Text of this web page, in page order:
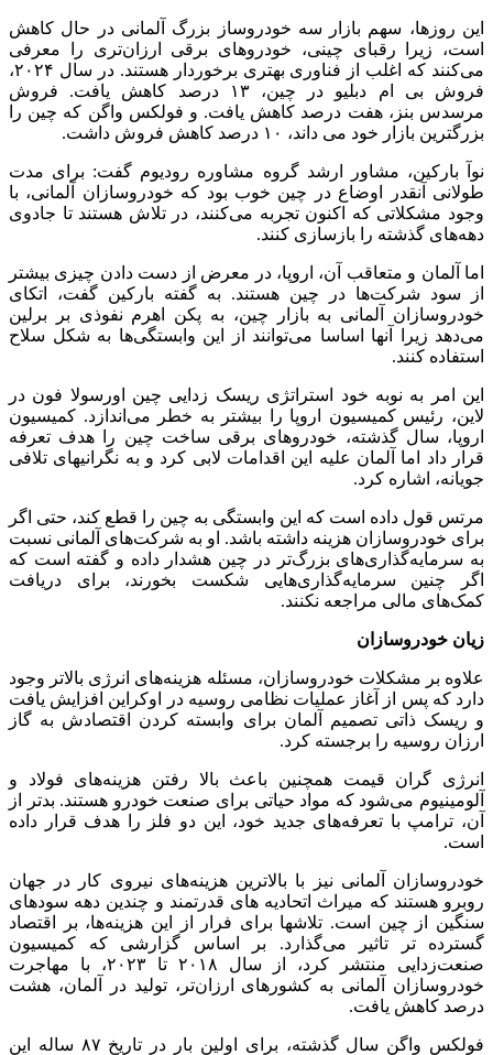
این روزها، سهم بازار سه خودروساز بزرگ آلمانی در حال کاهش
است، زیرا رقبای چینی، خودروهای برقی ارزان‌تری را معرفی
می‌کنند که اغلب از فناوری بهتری برخوردار هستند. در سال ۲۰۲۴،
فروش بی ام دبلیو در چین، ۱۳ درصد کاهش یافت. فروش
مرسدس بنز، هفت درصد کاهش یافت. و فولکس واگن که چین را
بزرگترین بازار خود می داند، ۱۰ درصد کاهش فروش داشت.
نوآ بارکین، مشاور ارشد گروه مشاوره رودیوم گفت: برای مدت
طولانی آنقدر اوضاع در چین خوب بود که خودروسازان آلمانی، با
وجود مشکلاتی که اکنون تجربه می‌کنند، در تلاش هستند تا جادوی
دهه‌های گذشته را بازسازی کنند.
اما آلمان و متعاقب آن، اروپا، در معرض از دست دادن چیزی بیشتر
از سود شرکت‌ها در چین هستند. به گفته بارکین گفت، اتکای
خودروسازان آلمانی به بازار چین، به پکن اهرم نفوذی بر برلین
می‌دهد زیرا آنها اساسا می‌توانند از این وابستگی‌ها به شکل سلاح
استفاده کنند.
این امر به نوبه خود استراتژی ریسک زدایی چین اورسولا فون در
لاین، رئیس کمیسیون اروپا را بیشتر به خطر می‌اندازد. کمیسیون
اروپا، سال گذشته، خودروهای برقی ساخت چین را هدف تعرفه
قرار داد اما آلمان علیه این اقدامات لابی کرد و به نگرانیهای تلافی
جویانه، اشاره کرد.
مرتس قول داده است که این وابستگی به چین را قطع کند، حتی اگر
برای خودروسازان هزینه داشته باشد. او به شرکت‌های آلمانی نسبت
به سرمایه‌گذاری‌های بزرگ‌تر در چین هشدار داده و گفته است که
اگر چنین سرمایه‌گذاری‌هایی شکست بخورند، برای دریافت
کمک‌های مالی مراجعه نکنند.
زیان خودروسازان
علاوه بر مشکلات خودروسازان، مسئله هزینه‌های انرژی بالاتر وجود
دارد که پس از آغاز عملیات نظامی روسیه در اوکراین افزایش یافت
و ریسک ذاتی تصمیم آلمان برای وابسته کردن اقتصادش به گاز
ارزان روسیه را برجسته کرد.
انرژی گران قیمت همچنین باعث بالا رفتن هزینه‌های فولاد و
آلومینیوم می‌شود که مواد حیاتی برای صنعت خودرو هستند. بدتر از
آن، ترامپ با تعرفه‌های جدید خود، این دو فلز را هدف قرار داده
است.
خودروسازان آلمانی نیز با بالاترین هزینه‌های نیروی کار در جهان
روبرو هستند که میراث اتحادیه های قدرتمند و چندین دهه سودهای
سنگین از چین است. تلاشها برای فرار از این هزینه‌ها، بر اقتصاد
گسترده تر تاثیر می‌گذارد. بر اساس گزارشی که کمیسیون
صنعت‌زدایی منتشر کرد، از سال ۲۰۱۸ تا ۲۰۲۳، با مهاجرت
خودروسازان آلمانی به کشورهای ارزان‌تر، تولید در آلمان، هشت
درصد کاهش یافت.
فولکس واگن سال گذشته، برای اولین بار در تاریخ ۸۷ ساله این